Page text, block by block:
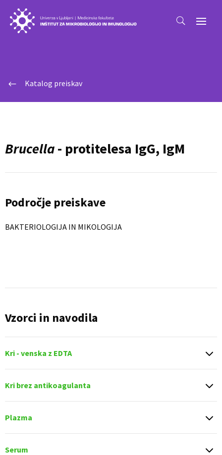
# Katalog preiskav
Brucella- protitelesa IgG, IgM
Področje preiskave
BAKTERIOLOGIJA IN MIKOLOGIJA
Vzorci in navodila
Kri - venska z EDTA
Kri brez antikoagulanta
Plazma
Serum